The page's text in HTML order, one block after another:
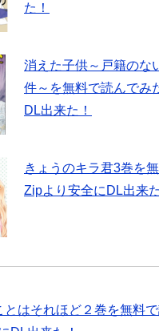
た！
消えた子供～戸籍のな
件～を無料で読んでみ
DL出来た！
きょうのキラ君3巻を
Zipより安全にDL出来た
とはそれほど２巻を無料で